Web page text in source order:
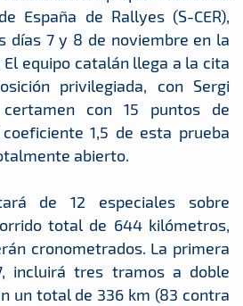
España de Rallyes (S-CER),
días 7 y 8 de noviembre en la
equipo catalán llega a la cita
privilegiada, con Sergi
con 15 puntos de
1,5 de esta prueba
abierto.
de 12 especiales sobre
total de 644 kilómetros,
cronometrados. La primera
incluirá tres tramos a doble
un total de 336 km (83 contra